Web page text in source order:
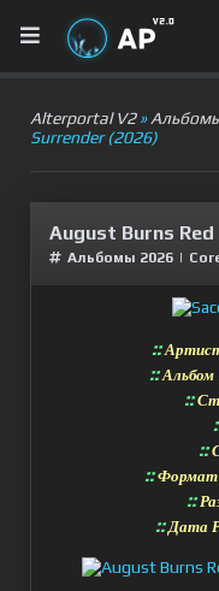
Alterportal V2»
Surrender (2026)
August Burns
Альбомы 2026 |
::
::Альбом
::
::
::Формат
::
::Дата